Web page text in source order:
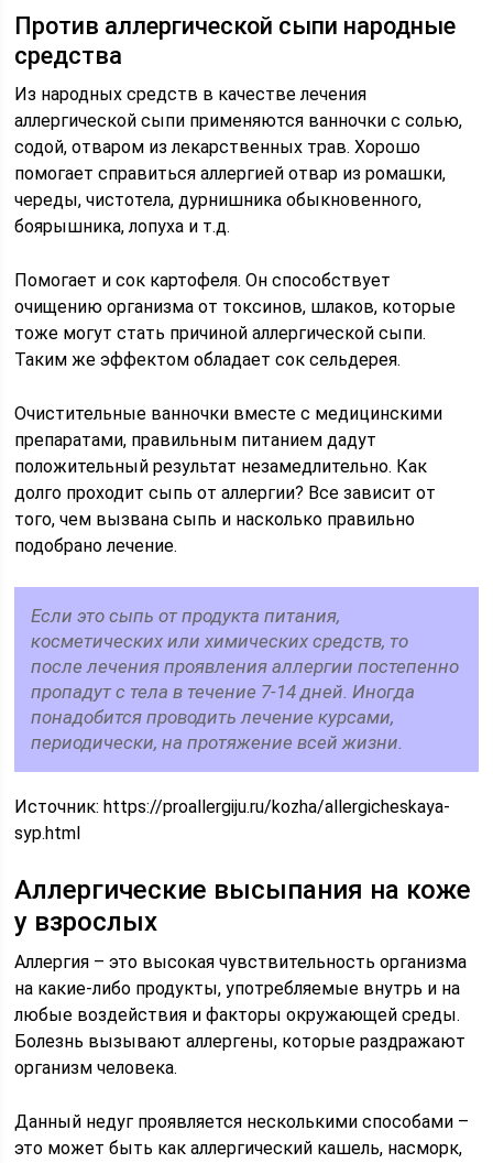
Против аллергической сыпи народные
средства
Из народных средств в качестве лечения
аллергической сыпи применяются ванночки с солью,
содой, отваром из лекарственных трав. Хорошо
помогает справиться аллергией отвар из ромашки,
череды, чистотела, дурнишника обыкновенного,
боярышника, лопуха и т.д.
Помогает и сок картофеля. Он способствует
очищению организма от токсинов, шлаков, которые
тоже могут стать причиной аллергической сыпи.
Таким же эффектом обладает сок сельдерея.
Очистительные ванночки вместе с медицинскими
препаратами, правильным питанием дадут
положительный результат незамедлительно. Как
долго проходит сыпь от аллергии? Все зависит от
того, чем вызвана сыпь и насколько правильно
подобрано лечение.
Если это сыпь от продукта питания,
косметических или химических средств, то
после лечения проявления аллергии постепенно
пропадут с тела в течение 7-14 дней. Иногда
понадобится проводить лечение курсами,
периодически, на протяжение всей жизни.
Источник:https://proallergiju.ru/kozha/allergicheskaya-
syp.html
Аллергические высыпания на коже
у взрослых
Аллергия – это высокая чувствительность организма
на какие-либо продукты, употребляемые внутрь и на
любые воздействия и факторы окружающей среды.
Болезнь вызывают аллергены, которые раздражают
организм человека.
Данный недуг проявляется несколькими способами –
это может быть как аллергический кашель, насморк,